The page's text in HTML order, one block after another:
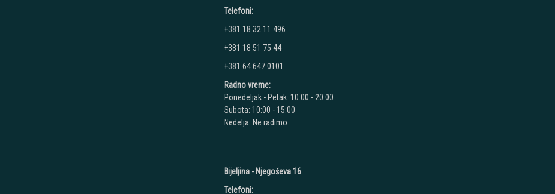
Telefoni:
+381 18 32 11 496
+381 18 51 75 44
+381 64 647 0101
Radno vreme:
Ponedeljak - Petak: 10:00 - 20:00
Subota: 10:00 - 15:00
Nedelja: Ne radimo
Bijeljina - Njegoševa 16
Telefoni: